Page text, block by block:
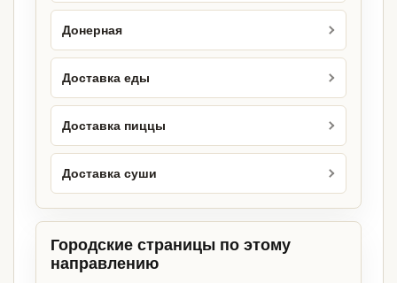
Донерная
Доставка еды
Доставка пиццы
Доставка суши
Городские страницы по этому
направлению